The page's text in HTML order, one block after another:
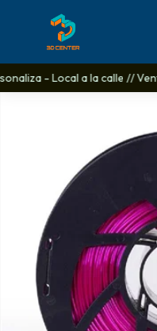
- Local a la calle //